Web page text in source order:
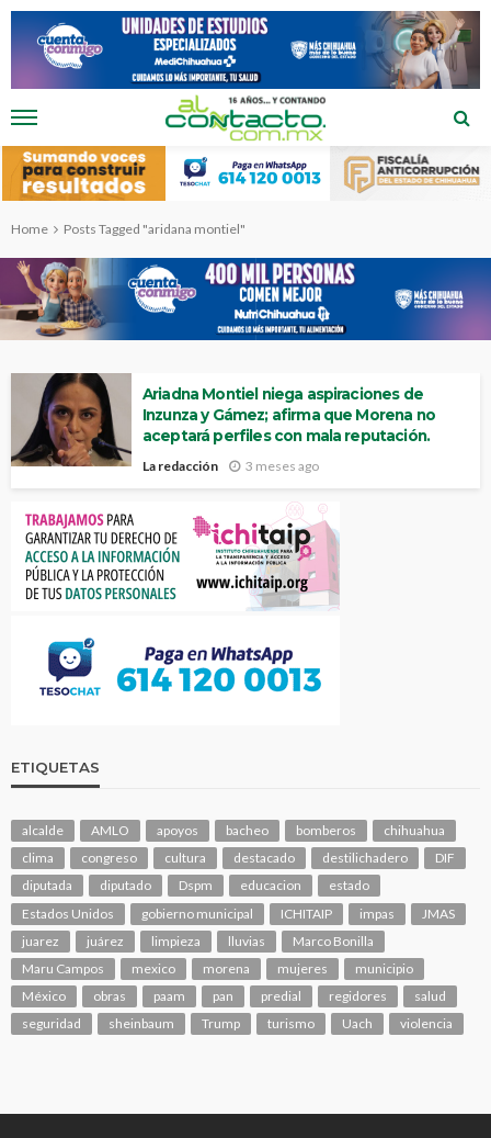
Home Posts Tagged "aridana montiel"
Ariadna Montiel niega aspiraciones de
Inzunza y Gámez; afirma que Morena no
aceptará perfiles con mala reputación.
La redacción 3 meses ago
ETIQUETAS
alcalde AMLO apoyos bacheo bomberos
chihuahua
clima
congreso cultura destacado destilichadero
DIF
diputada
diputado Dspm educacion
estado
Estados Unidos
gobierno municipal ICHITAIP impas
JMAS
juarez
juárez limpieza lluvias
Marco Bonilla
Maru Campos
mexico morena mujeres
municipio
México
obras paam pan predial regidores
salud
seguridad
sheinbaum Trump turismo Uach violencia